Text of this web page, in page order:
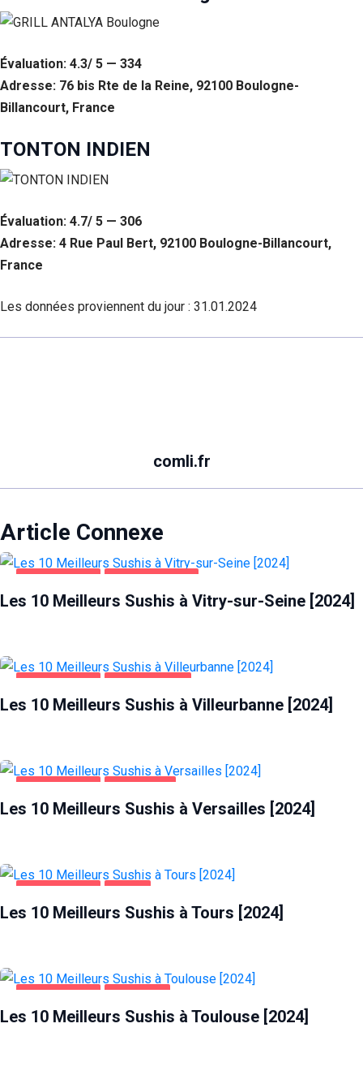
Évaluation: 4.3/ 5 — 334
Adresse: 76 bis Rte de la Reine, 92100 Boulogne-
Billancourt, France
TONTON INDIEN
Évaluation: 4.7/ 5 — 306
Adresse: 4 Rue Paul Bert, 92100 Boulogne-Billancourt,
France
Les données proviennent du jour : 31.01.2024
comli.fr
Article Connexe
ALIMENTATION VITRY-SUR-SEINE
Les 10 Meilleurs Sushis à Vitry-sur-Seine [2024]
ALIMENTATION VILLEURBANNE
Les 10 Meilleurs Sushis à Villeurbanne [2024]
ALIMENTATION VERSAILLES
Les 10 Meilleurs Sushis à Versailles [2024]
ALIMENTATION TOURS
Les 10 Meilleurs Sushis à Tours [2024]
ALIMENTATION TOULOUSE
Les 10 Meilleurs Sushis à Toulouse [2024]